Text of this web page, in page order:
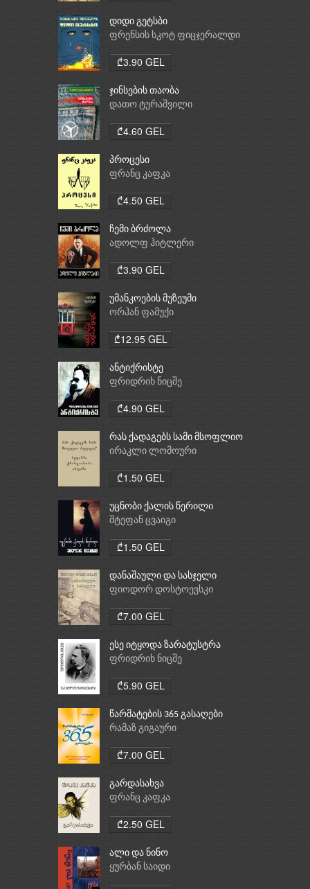
დიდი გეტსბი
ფრენსის სკოტ ფიცჯერალდი
₾3.90 GEL
ჯინსების თაობა
დათო ტურაშვილი
₾4.60 GEL
პროცესი
ფრანც კაფკა
₾4.50 GEL
ჩემი ბრძოლა
ადოლფ ჰიტლერი
₾3.90 GEL
უმანკოების მუზეუმი
ორჰან ფამუქი
₾12.95 GEL
ანტიქრისტე
ფრიდრიხ ნიცშე
₾4.90 GEL
რას ქადაგებს სამი მსოფლიო
რელიგია: ბუდიზმი,
ირაკლი ლომოური
₾1.50 GEL
უცნობი ქალის წერილი
შტეფან ცვაიგი
₾1.50 GEL
დანაშაული და სასჯელი
ფიოდორ დოსტოევსკი
₾7.00 GEL
ესე იტყოდა ზარატუსტრა
ფრიდრიხ ნიცშე
₾5.90 GEL
წარმატების 365 გასაღები
რამაზ გიგაური
₾7.00 GEL
გარდასახვა
ფრანც კაფკა
₾2.50 GEL
ალი და ნინო
ყურბან საიდი